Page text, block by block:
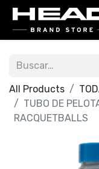
All Products
TUBO DE
RACQUETBALLS